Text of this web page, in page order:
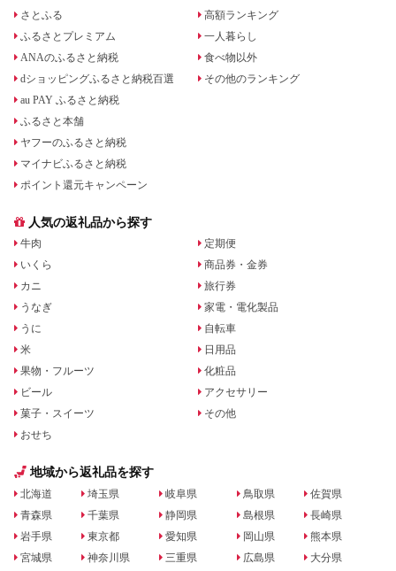
さとふる
ふるさとプレミアム
ANAのふるさと納税
dショッピングふるさと納税百選
au PAY ふるさと納税
ふるさと本舗
ヤフーのふるさと納税
マイナビふるさと納税
ポイント還元キャンペーン
高額ランキング
一人暮らし
食べ物以外
その他のランキング
人気の返礼品から探す
牛肉
いくら
カニ
うなぎ
うに
米
果物・フルーツ
ビール
菓子・スイーツ
おせち
定期便
商品券・金券
旅行券
家電・電化製品
自転車
日用品
化粧品
アクセサリー
その他
地域から返礼品を探す
北海道
青森県
岩手県
宮城県
埼玉県
千葉県
東京都
神奈川県
岐阜県
静岡県
愛知県
三重県
鳥取県
島根県
岡山県
広島県
佐賀県
長崎県
熊本県
大分県